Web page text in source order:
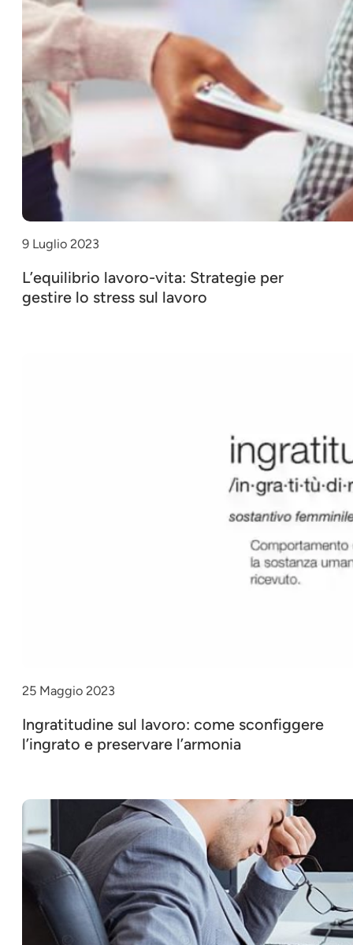
9 Luglio 2023
L’equilibrio lavoro-vita: Strategie per
gestire lo stress sul lavoro
25 Maggio 2023
Ingratitudine sul lavoro: come sconfiggere
l’ingrato e preservare l’armonia